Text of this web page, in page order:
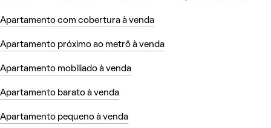
Apartamento com cobertura à venda
Apartamento próximo ao metrô à venda
Apartamento mobiliado à venda
Apartamento barato à venda
Apartamento pequeno à venda